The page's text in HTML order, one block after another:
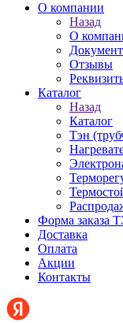
О компании
Назад
О
Отзывы
Каталог
Назад
Каталог
Тэн
Форма заказа
Доставка
Оплата
Акции
Контакты